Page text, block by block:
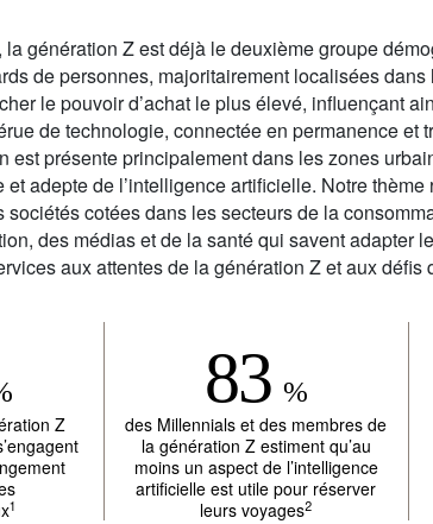
la génération Z est déjà le deuxième groupe
de personnes, majoritairement localisées dans
le pouvoir d’achat le plus élevé, influençant
de technologie, connectée en permanence et
est présente principalement dans les zones
adepte de l’intelligence artificielle. Notre
sociétés cotées dans les secteurs de la
des médias et de la santé qui savent adapter
aux attentes de la génération Z et aux défis
Z
1
83 %
des Millennials et des membres de
la génération Z estiment qu’au
moins un aspect de l’intelligence
artificielle est utile pour réserver
leurs voyages2